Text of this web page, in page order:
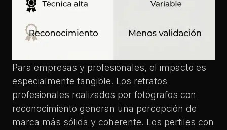
Para empresas y profesionales, el impacto es
especialmente tangible. Los retratos
profesionales realizados por fotógrafos con
reconocimiento generan una percepción de
marca más sólida y coherente. Los perfiles con